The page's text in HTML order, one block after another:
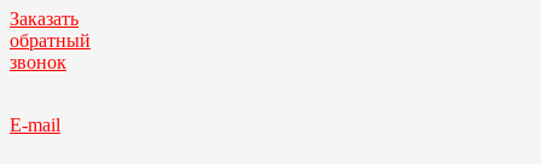
Заказать
обратный
звонок
E-mail